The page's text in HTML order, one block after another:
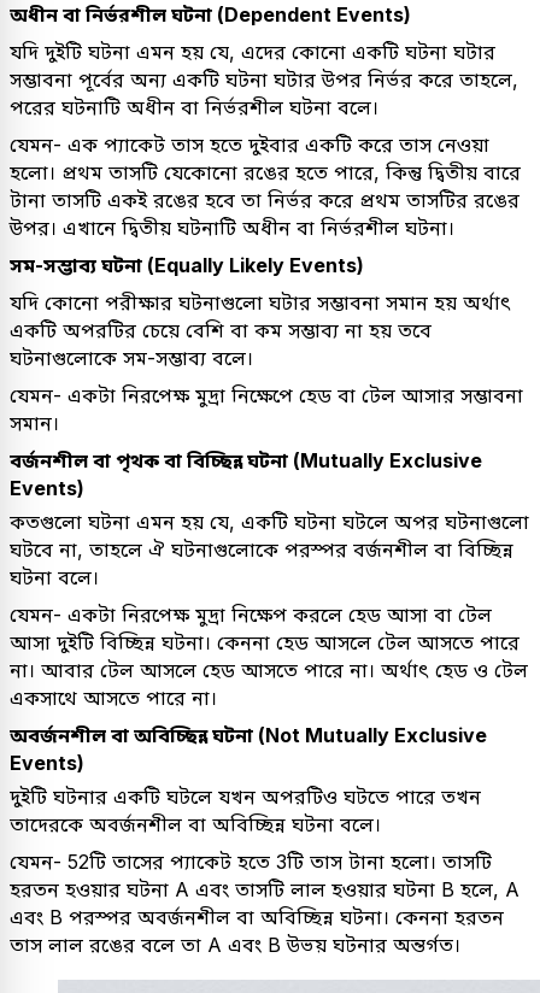
অধীন বা নির্ভরশীল ঘটনা (Dependent Events)
যদি দুইটি ঘটনা এমন হয় যে, এদের কোনো একটি ঘটনা ঘটার
সম্ভাবনা পূর্বের অন্য একটি ঘটনা ঘটার উপর নির্ভর করে তাহলে,
পরের ঘটনাটি অধীন বা নির্ভরশীল ঘটনা বলে।
যেমন- এক প্যাকেট তাস হতে দুইবার একটি করে তাস নেওয়া
হলো। প্রথম তাসটি যেকোনো রঙের হতে পারে, কিন্তু দ্বিতীয় বারে
টানা তাসটি একই রঙের হবে তা নির্ভর করে প্রথম তাসটির রঙের
উপর। এখানে দ্বিতীয় ঘটনাটি অধীন বা নির্ভরশীল ঘটনা।
সম-সম্ভাব্য ঘটনা (Equally Likely Events)
যদি কোনো পরীক্ষার ঘটনাগুলো ঘটার সম্ভাবনা সমান হয় অর্থাৎ
একটি অপরটির চেয়ে বেশি বা কম সম্ভাব্য না হয় তবে
ঘটনাগুলোকে সম-সম্ভাব্য বলে।
যেমন- একটা নিরপেক্ষ মুদ্রা নিক্ষেপে হেড বা টেল আসার সম্ভাবনা
সমান।
বর্জনশীল বা পৃথক বা বিচ্ছিন্ন ঘটনা (Mutually Exclusive
Events)
কতগুলো ঘটনা এমন হয় যে, একটি ঘটনা ঘটলে অপর ঘটনাগুলো
ঘটবে না, তাহলে ঐ ঘটনাগুলোকে পরস্পর বর্জনশীল বা বিচ্ছিন্ন
ঘটনা বলে।
যেমন- একটা নিরপেক্ষ মুদ্রা নিক্ষেপ করলে হেড আসা বা টেল
আসা দুইটি বিচ্ছিন্ন ঘটনা। কেননা হেড আসলে টেল আসতে পারে
না। আবার টেল আসলে হেড আসতে পারে না। অর্থাৎ হেড ও টেল
একসাথে আসতে পারে না।
অবর্জনশীল বা অবিচ্ছিন্ন ঘটনা (Not Mutually Exclusive
Events)
দুইটি ঘটনার একটি ঘটলে যখন অপরটিও ঘটতে পারে তখন
তাদেরকে অবর্জনশীল বা অবিচ্ছিন্ন ঘটনা বলে।
যেমন- 52টি তাসের প্যাকেট হতে 3টি তাস টানা হলো। তাসটি
হরতন হওয়ার ঘটনা A এবং তাসটি লাল হওয়ার ঘটনা B হলে, A
এবং B পরস্পর অবর্জনশীল বা অবিচ্ছিন্ন ঘটনা। কেননা হরতন
তাস লাল রঙের বলে তা A এবং B উভয় ঘটনার অন্তর্গত।